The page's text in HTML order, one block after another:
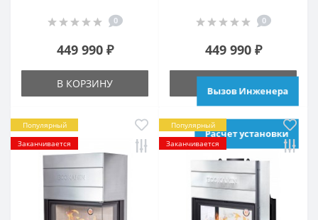
0
449 990 ₽
В КОРЗИНУ
0
449 990 ₽
Популярный
Заканчивается
Популярный
Заканчивается
Расчет установки
Вызов Инженера